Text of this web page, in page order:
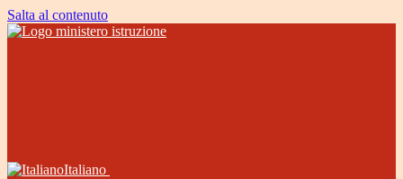
Salta al contenuto
Italiano